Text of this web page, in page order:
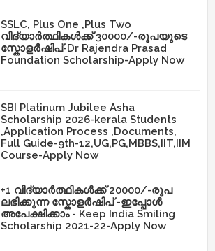
SSLC, Plus One ,Plus Two
വിദ്യാർത്ഥികൾക്ക് 30000/-രൂപയുടെ
സ്കോളർഷിപ്-Dr Rajendra Prasad
Foundation Scholarship-Apply Now
SBI Platinum Jubilee Asha
Scholarship 2026-kerala Students
,Application Process ,Documents,
Full Guide-9th-12,UG,PG,MBBS,IIT,IIM
Course-Apply Now
+1 വിദ്യാർത്ഥികൾക്ക് 20000/-രൂപ
ലഭിക്കുന്ന സ്കോളർഷിപ് -ഇപ്പോൾ
അപേക്ഷിക്കാം - Keep India Smiling
Scholarship 2021-22-Apply Now